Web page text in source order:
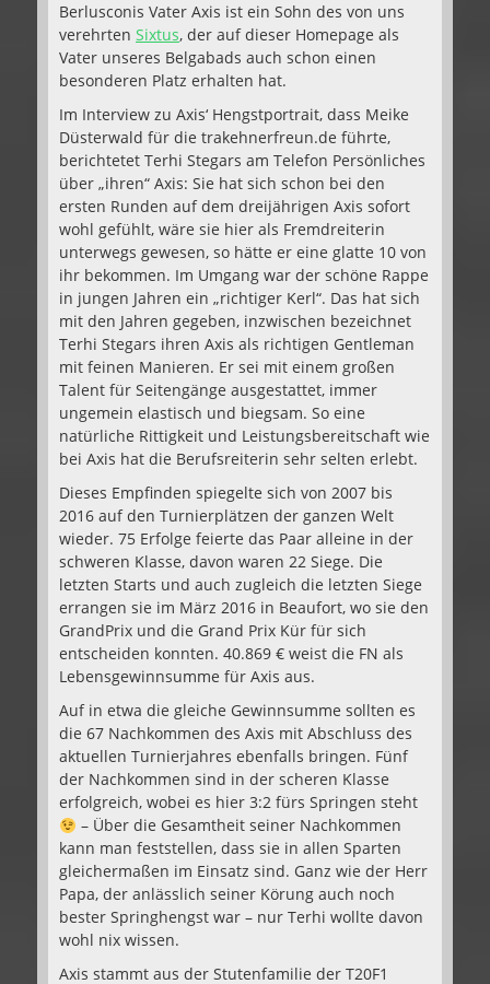
Berlusconis Vater Axis ist ein Sohn des von uns
verehrten Sixtus, der auf dieser Homepage als
Vater unseres Belgabads auch schon einen
besonderen Platz erhalten hat.
Im Interview zu Axis‘ Hengstportrait, dass Meike
Düsterwald für die trakehnerfreun.de führte,
berichtetet Terhi Stegars am Telefon Persönliches
über „ihren“ Axis: Sie hat sich schon bei den
ersten Runden auf dem dreijährigen Axis sofort
wohl gefühlt, wäre sie hier als Fremdreiterin
unterwegs gewesen, so hätte er eine glatte 10 von
ihr bekommen. Im Umgang war der schöne Rappe
in jungen Jahren ein „richtiger Kerl“. Das hat sich
mit den Jahren gegeben, inzwischen bezeichnet
Terhi Stegars ihren Axis als richtigen Gentleman
mit feinen Manieren. Er sei mit einem großen
Talent für Seitengänge ausgestattet, immer
ungemein elastisch und biegsam. So eine
natürliche Rittigkeit und Leistungsbereitschaft wie
bei Axis hat die Berufsreiterin sehr selten erlebt.
Dieses Empfinden spiegelte sich von 2007 bis
2016 auf den Turnierplätzen der ganzen Welt
wieder. 75 Erfolge feierte das Paar alleine in der
schweren Klasse, davon waren 22 Siege. Die
letzten Starts und auch zugleich die letzten Siege
errangen sie im März 2016 in Beaufort, wo sie den
GrandPrix und die Grand Prix Kür für sich
entscheiden konnten. 40.869 € weist die FN als
Lebensgewinnsumme für Axis aus.
Auf in etwa die gleiche Gewinnsumme sollten es
die 67 Nachkommen des Axis mit Abschluss des
aktuellen Turnierjahres ebenfalls bringen. Fünf
der Nachkommen sind in der scheren Klasse
erfolgreich, wobei es hier 3:2 fürs Springen steht
– Über die Gesamtheit seiner Nachkommen
kann man feststellen, dass sie in allen Sparten
gleichermaßen im Einsatz sind. Ganz wie der Herr
Papa, der anlässlich seiner Körung auch noch
bester Springhengst war – nur Terhi wollte davon
wohl nix wissen.
Axis stammt aus der Stutenfamilie der T20F1